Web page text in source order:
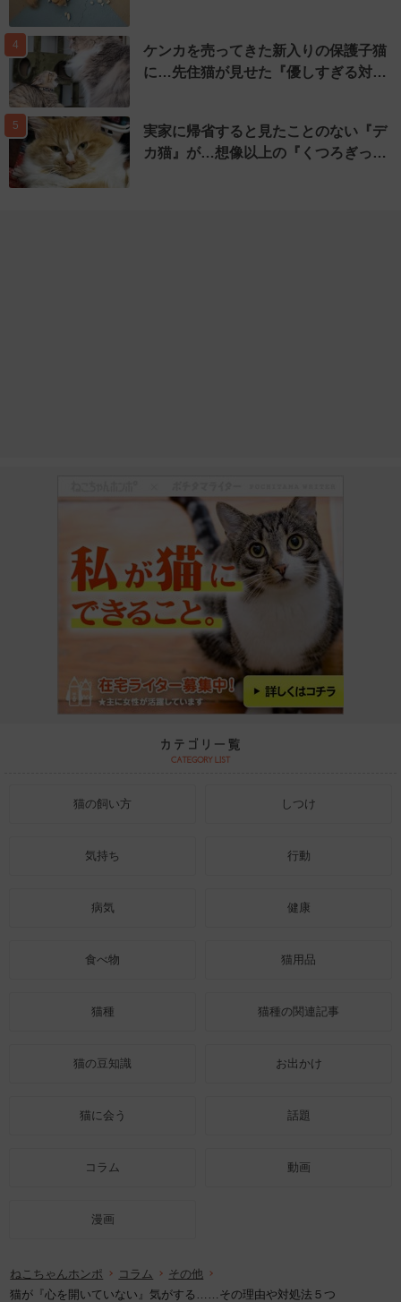
4
ケンカを売ってきた新入りの保護子猫
に…先住猫が見せた『優しすぎる対…
5
実家に帰省すると見たことのない『デ
カ猫』が…想像以上の『くつろぎっ…
猫の飼い方 しつけ
気持ち 行動
病気 健康
食べ物 猫用品
猫種 猫種の関連記事
猫の豆知識 お出かけ
猫に会う 話題
コラム 動画
漫画
ねこちゃんホンポ コラム
その他
猫が『心を開いていない』気がする……その理由や対処法５つ